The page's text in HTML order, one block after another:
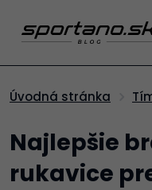
Úvodná stránka
Najlepšie
rukavice